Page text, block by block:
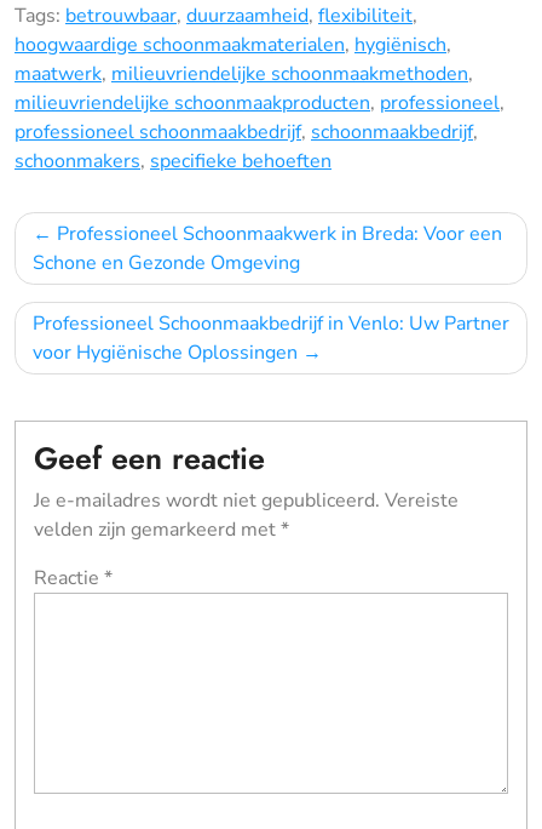
Tags: betrouwbaar, duurzaamheid, flexibiliteit,
hoogwaardige schoonmaakmaterialen, hygiënisch,
maatwerk, milieuvriendelijke schoonmaakmethoden,
milieuvriendelijke schoonmaakproducten, professioneel,
professioneel schoonmaakbedrijf, schoonmaakbedrijf,
schoonmakers, specifieke behoeften
Bericht
navigatie
Professioneel Schoonmaakwerk in Breda: Voor een
Schone en Gezonde Omgeving
Professioneel Schoonmaakbedrijf in Venlo: Uw Partner
voor Hygiënische Oplossingen
Geef een reactie
Je e-mailadres wordt niet gepubliceerd. Vereiste
velden zijn gemarkeerd met*
Reactie *